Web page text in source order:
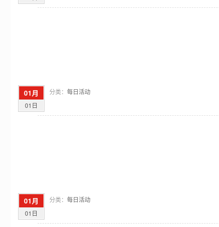
01月
01日
分类： 每日活动
01月
01日
分类： 每日活动